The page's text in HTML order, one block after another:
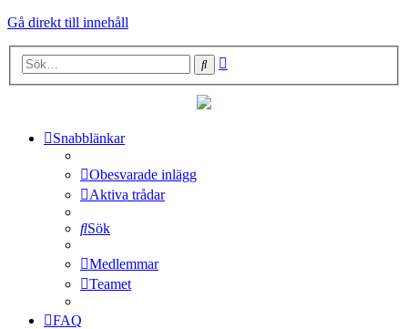
Gå direkt till innehåll
Sök
Snabblänkar
Obesvarade inlägg
Aktiva trådar
Sök
Medlemmar
Teamet
FAQ